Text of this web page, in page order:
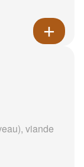
viande